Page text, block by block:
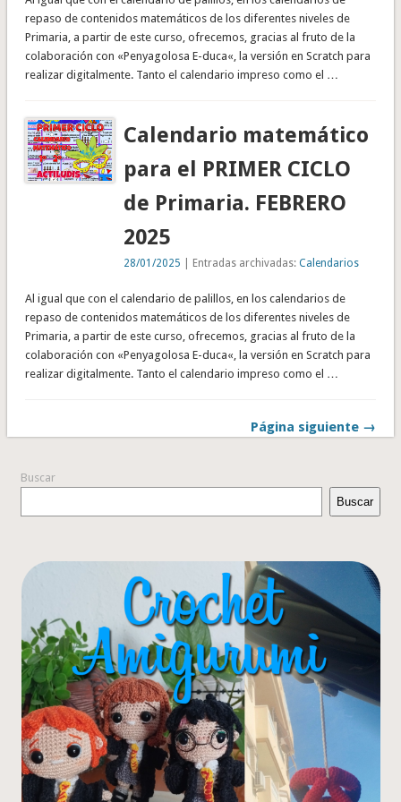
repaso de contenidos matemáticos de los diferentes niveles de
Primaria, a partir de este curso, ofrecemos, gracias al fruto de la
colaboración con «Penyagolosa E-duca«, la versión en Scratch para
realizar digitalmente. Tanto el calendario impreso como el …
Calendario matemático
para el PRIMER CICLO
de Primaria. FEBRERO
2025
28/01/2025 | Entradas archivadas:Calendarios
Al igual que con el calendario de palillos, en los calendarios de
repaso de contenidos matemáticos de los diferentes niveles de
Primaria, a partir de este curso, ofrecemos, gracias al fruto de la
colaboración con «Penyagolosa E-duca«, la versión en Scratch para
realizar digitalmente. Tanto el calendario impreso como el …
Página siguiente →
Buscar
Buscar